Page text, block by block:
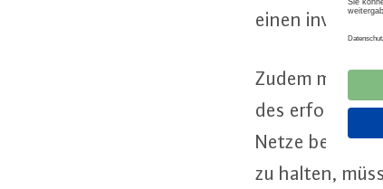
einen
Zudem
des
Netze
zu halten,